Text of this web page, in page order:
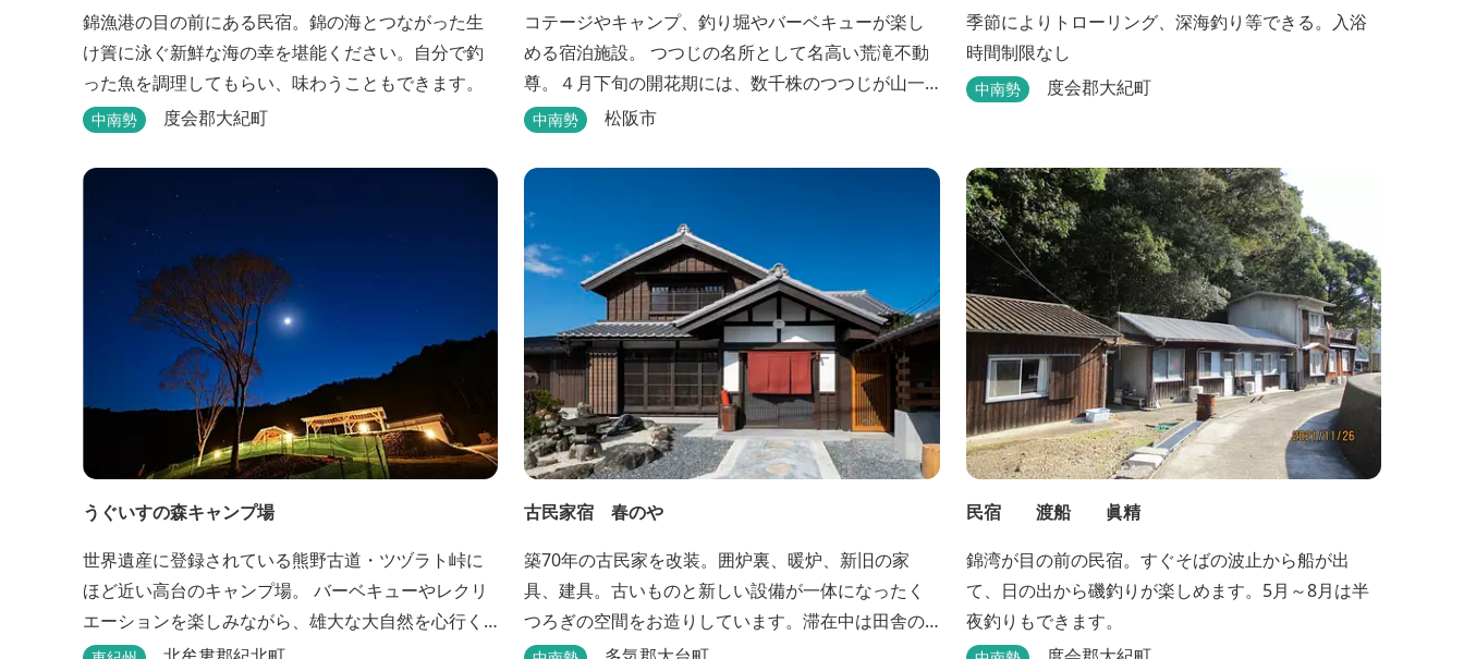
錦漁港の目の前にある民宿。錦の海とつながった生
け簀に泳ぐ新鮮な海の幸を堪能ください。自分で釣
った魚を調理してもらい、味わうこともできます。
中南勢 度会郡大紀町
コテージやキャンプ、釣り堀やバーベキューが楽し
める宿泊施設。 つつじの名所として名高い荒滝不動
尊。４月下旬の開花期には、数千株のつつじが山一
面を赤く染め、辺りの山の新緑と見事なコントラス
ンフォメーションサイト ワクワク松阪 ...
中南勢 松阪市
季節によりトローリング、深海釣り等できる。入浴
時間制限なし
中南勢 度会郡大紀町
うぐいすの森キャンプ場
世界遺産に登録されている熊野古道・ツヅラト峠に
ほど近い高台のキャンプ場。 バーベキューやレクリ
エーションを楽しみながら、雄大な大自然を心行く
まで堪能できます。
古民家宿 春のや
築70年の古民家を改装。囲炉裏、暖炉、新旧の家
具、建具。古いものと新しい設備が一体になったく
つろぎの空間をお造りしています。滞在中は田舎の
のんびりした時間、再生古民家の快適さをお楽しみ
民宿 渡船 眞精
錦湾が目の前の民宿。すぐそばの波止から船が出
て、日の出から磯釣りが楽しめます。5月～8月は半
夜釣りもできます。